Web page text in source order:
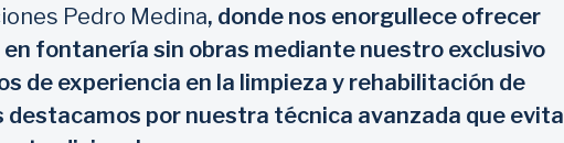
Pedro Medina, donde nos enorgullece ofrecer
fontanería sin obras mediante nuestro exclusivo
de experiencia en la limpieza y rehabilitación de
destacamos por nuestra técnica avanzada que evita